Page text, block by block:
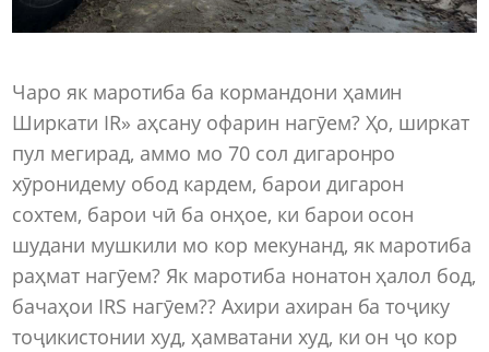
Чаро як маротиба ба кормандони ҳамин
Ширкати IR» аҳсану офарин нагӯем? Ҳо, ширкат
пул мегирад, аммо мо 70 сол дигаронро
хӯронидему обод кардем, барои дигарон
сохтем, барои чӣ ба онҳое, ки барои осон
шудани мушкили мо кор мекунанд, як маротиба
раҳмат нагӯем? Як маротиба нонатон ҳалол бод,
бачаҳои IRS нагӯем?? Ахири ахиран ба тоҷику
тоҷикистонии худ, ҳамватани худ, ки он ҷо кор